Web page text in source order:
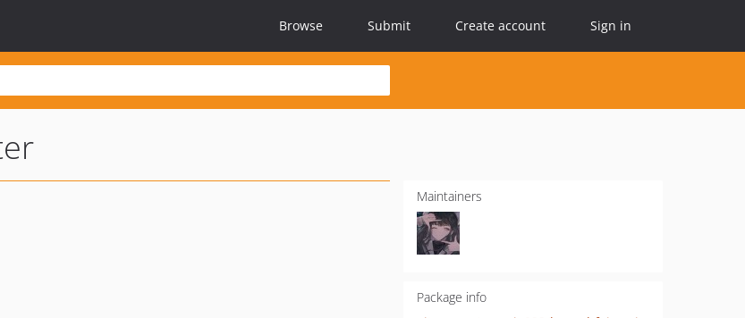
Browse Submit Create account Sign in
Maintainers
Package info